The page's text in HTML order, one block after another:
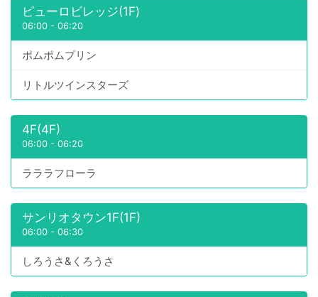
ピューロビレッジ(1F)
06:00 - 06:20
ポムポムプリン
リトルツインスターズ
4F(4F)
06:00 - 06:20
ラララフローラ
サンリオタウン1F(1F)
06:00 - 06:30
しろうさ&くろうさ